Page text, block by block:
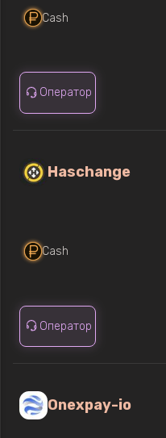
Cash
Оператор
Haschange
Cash
Оператор
Onexpay-io